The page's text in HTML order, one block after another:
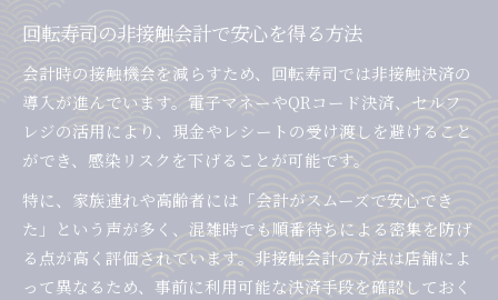
回転寿司の非接触会計で安心を得る方法
会計時の接触機会を減らすため、回転寿司では非接触決済の
導入が進んでいます。電子マネーやQRコード決済、セルフ
レジの活用により、現金やレシートの受け渡しを避けること
ができ、感染リスクを下げることが可能です。
特に、家族連れや高齢者には「会計がスムーズで安心でき
た」という声が多く、混雑時でも順番待ちによる密集を防げ
る点が高く評価されています。非接触会計の方法は店舗によ
って異なるため、事前に利用可能な決済手段を確認しておく